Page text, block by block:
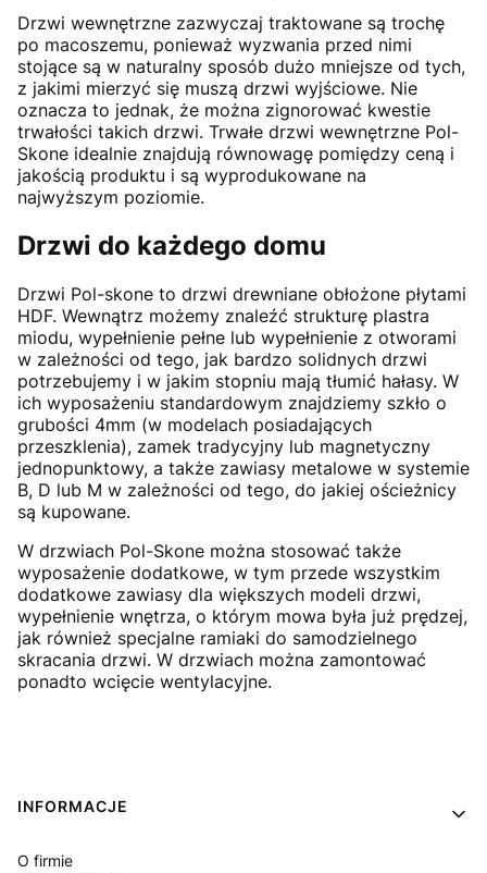
Drzwi wewnętrzne zazwyczaj traktowane są trochę
po macoszemu, ponieważ wyzwania przed nimi
stojące są w naturalny sposób dużo mniejsze od tych,
z jakimi mierzyć się muszą drzwi wyjściowe. Nie
oznacza to jednak, że można zignorować kwestie
trwałości takich drzwi. Trwałe drzwi wewnętrzne Pol-
Skone idealnie znajdują równowagę pomiędzy ceną i
jakością produktu i są wyprodukowane na
najwyższym poziomie.
Drzwi do każdego domu
Drzwi Pol-skone to drzwi drewniane obłożone płytami
HDF. Wewnątrz możemy znaleźć strukturę plastra
miodu, wypełnienie pełne lub wypełnienie z otworami
w zależności od tego, jak bardzo solidnych drzwi
potrzebujemy i w jakim stopniu mają tłumić hałasy. W
ich wyposażeniu standardowym znajdziemy szkło o
grubości 4mm (w modelach posiadających
przeszklenia), zamek tradycyjny lub magnetyczny
jednopunktowy, a także zawiasy metalowe w systemie
B, D lub M w zależności od tego, do jakiej ościeżnicy
są kupowane.
W drzwiach Pol-Skone można stosować także
wyposażenie dodatkowe, w tym przede wszystkim
dodatkowe zawiasy dla większych modeli drzwi,
wypełnienie wnętrza, o którym mowa była już prędzej,
jak również specjalne ramiaki do samodzielnego
skracania drzwi. W drzwiach można zamontować
ponadto wcięcie wentylacyjne.
Linki w stopce
INFORMACJE
O firmie